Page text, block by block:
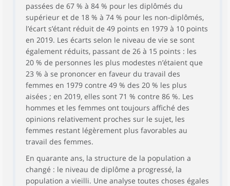
passées de 67 % à 84 % pour les diplômés du
supérieur et de 18 % à 74 % pour les non-diplômés,
l’écart s’étant réduit de 49 points en 1979 à 10 points
en 2019. Les écarts selon le niveau de vie se sont
également réduits, passant de 26 à 15 points : les
20 % de personnes les plus modestes n’étaient que
23 % à se prononcer en faveur du travail des
femmes en 1979 contre 49 % des 20 % les plus
aisées ; en 2019, elles sont 71 % contre 86 %. Les
hommes et les femmes ont toujours affiché des
opinions relativement proches sur le sujet, les
femmes restant légèrement plus favorables au
travail des femmes.
En quarante ans, la structure de la population a
changé : le niveau de diplôme a progressé, la
population a vieilli. Une analyse toutes choses égales